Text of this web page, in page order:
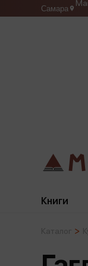
Самара
Книги